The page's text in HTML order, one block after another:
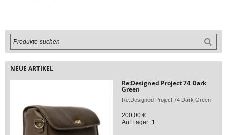
NEUE ARTIKEL
Re:Designed Project 74 Dark
Green
Re:Designed Project 74 Dark Green
200,00 €
Auf Lager: 1